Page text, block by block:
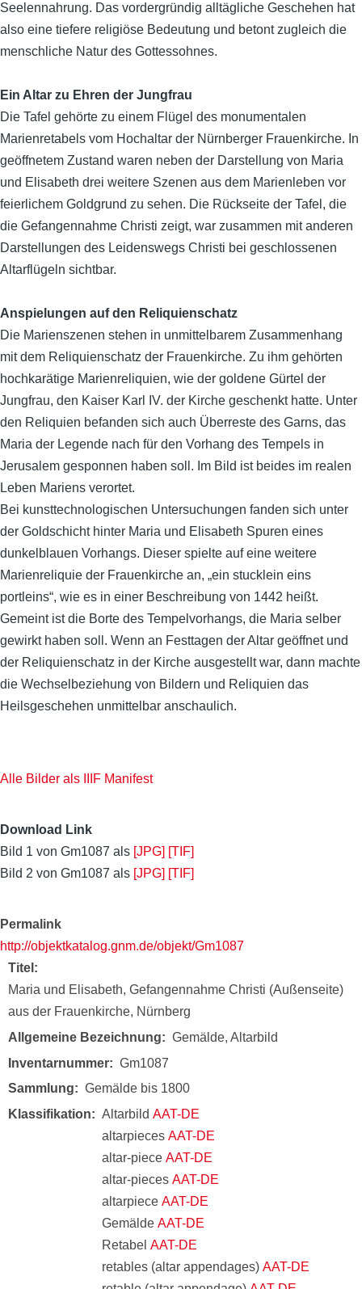
Seelennahrung. Das vordergründig alltägliche Geschehen hat
also eine tiefere religiöse Bedeutung und betont zugleich die
menschliche Natur des Gottessohnes.
Ein Altar zu Ehren der Jungfrau
Die Tafel gehörte zu einem Flügel des monumentalen
Marienretabels vom Hochaltar der Nürnberger Frauenkirche. In
geöffnetem Zustand waren neben der Darstellung von Maria
und Elisabeth drei weitere Szenen aus dem Marienleben vor
feierlichem Goldgrund zu sehen. Die Rückseite der Tafel, die
die Gefangennahme Christi zeigt, war zusammen mit anderen
Darstellungen des Leidenswegs Christi bei geschlossenen
Altarflügeln sichtbar.
Anspielungen auf den Reliquienschatz
Die Marienszenen stehen in unmittelbarem Zusammenhang
mit dem Reliquienschatz der Frauenkirche. Zu ihm gehörten
hochkarätige Marienreliquien, wie der goldene Gürtel der
Jungfrau, den Kaiser Karl IV. der Kirche geschenkt hatte. Unter
den Reliquien befanden sich auch Überreste des Garns, das
Maria der Legende nach für den Vorhang des Tempels in
Jerusalem gesponnen haben soll. Im Bild ist beides im realen
Leben Mariens verortet.
Bei kunsttechnologischen Untersuchungen fanden sich unter
der Goldschicht hinter Maria und Elisabeth Spuren eines
dunkelblauen Vorhangs. Dieser spielte auf eine weitere
Marienreliquie der Frauenkirche an, „ein stucklein eins
portleins“, wie es in einer Beschreibung von 1442 heißt.
Gemeint ist die Borte des Tempelvorhangs, die Maria selber
gewirkt haben soll. Wenn an Festtagen der Altar geöffnet und
der Reliquienschatz in der Kirche ausgestellt war, dann machte
die Wechselbeziehung von Bildern und Reliquien das
Heilsgeschehen unmittelbar anschaulich.
Alle Bilder als IIIF Manifest
Download Link
Bild 1 von Gm1087 als [JPG] [TIF]
Bild 2 von Gm1087 als [JPG] [TIF]
Permalink
http://objektkatalog.gnm.de/objekt/Gm1087
Titel
Maria und Elisabeth, Gefangennahme Christi (Außenseite)
aus der Frauenkirche, Nürnberg
Allgemeine Bezeichnung
Gemälde, Altarbild
Inventarnummer
Gm1087
Sammlung
Gemälde bis 1800
Klassifikation
Altarbild AAT-DE
altarpieces AAT-DE
altar-piece AAT-DE
altar-pieces AAT-DE
altarpiece AAT-DE
Gemälde AAT-DE
Retabel AAT-DE
retables (altar appendages) AAT-DE